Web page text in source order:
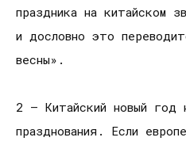
праздника на китайском
и дословно это
весны».
2 — Китайский новый год
празднования. Если